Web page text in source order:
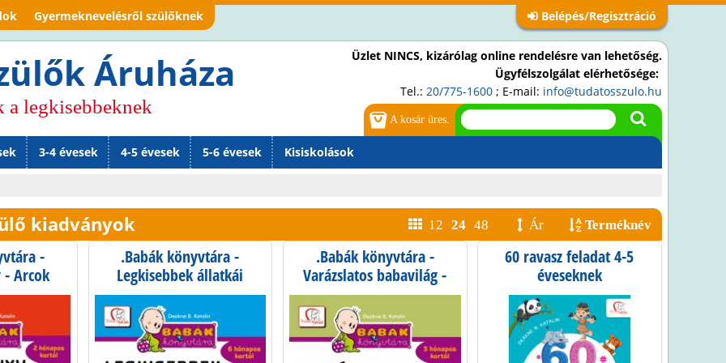
Jump to navigation
Gyermeknevelésről szülőknek Belépés/Regisztráció
Áruháza
a legkisebbeknek
Üzlet NINCS, kizárólag online rendelésre van lehetőség.
Ügyfélszolgálat elérhetősége:
Tel.: 20/775-1600 ; E-mail: info@tudatosszulo.hu
kiadványok 12 24 48 Ár Terméknév
-
- Arcok
.Babák könyvtára -
Legkisebbek állatkái
.Babák könyvtára -
Varázslatos babavilág -
akciós termék
60 ravasz feladat 4-5
éveseknek
A kosár üres.
3-4 évesek 4-5 évesek 5-6 évesek Kisiskolások